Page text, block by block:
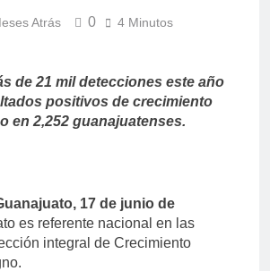
Atrás 0 4 Minutos
de 21 mil detecciones este año
positivos de crecimiento
en 2,252 guanajuatenses.
17 de junio de
es referente nacional en las
integral de Crecimiento